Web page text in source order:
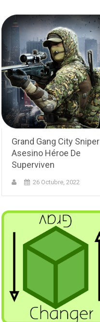
Grand Gang City Sniper
Asesino Héroe De
Superviven
26 Octubre, 2022